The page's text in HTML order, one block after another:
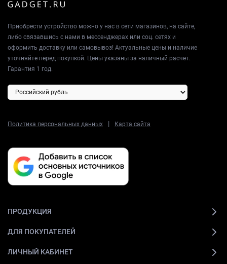
Приобрести устройство можно у нас в сети магазинов, на сайте,
либо связавшись с нами в мессенджерах или соц. сетях и
оформить доставку или самовывоз! Актуальные цены и наличие
уточняйте перед покупкой. Цены указаны за наличный расчет.
Гарантия 1 год.
Политика персональных данных | Карта сайта
ПРОДУКЦИЯ
ДЛЯ ПОКУПАТЕЛЕЙ
ЛИЧНЫЙ КАБИНЕТ